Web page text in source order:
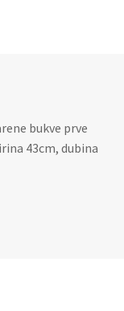
bukve prve
43cm, dubina